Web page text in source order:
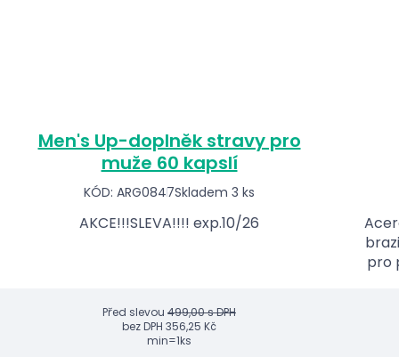
Men's Up-doplněk stravy pro
muže 60 kapslí
KÓD: ARG0847Skladem 3 ks
AKCE!!!SLEVA!!!! exp.10/26
Před slevou 499,00 s DPH
bez DPH 356,25 Kč
min=1ks
pro